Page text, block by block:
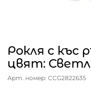
Рокля с къс
цвят:
Арт. номер: CCG2822635